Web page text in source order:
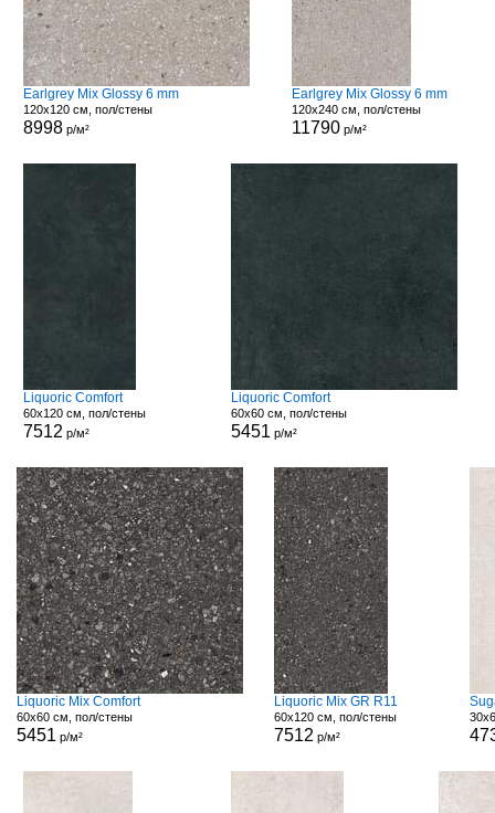
Earlgrey Mix Glossy 6 mm
120x120 см, пол/стены
8998р/м²
Earlgrey Mix Glossy 6 mm
120x240 см, пол/стены
11790 р/м²
Liquoric Comfort
60x120 см, пол/стены
7512 р/м²
Liquoric Comfort
60x60 см, пол/стены
5451 р/м²
Liquoric Mix Comfort
60x60 см, пол/стены
5451 р/м²
Liquoric Mix GR R11
60x120 см, пол/стены
7512 р/м²